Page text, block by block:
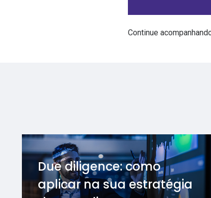
Continue
Due diligence: como
aplicar na sua estratégia